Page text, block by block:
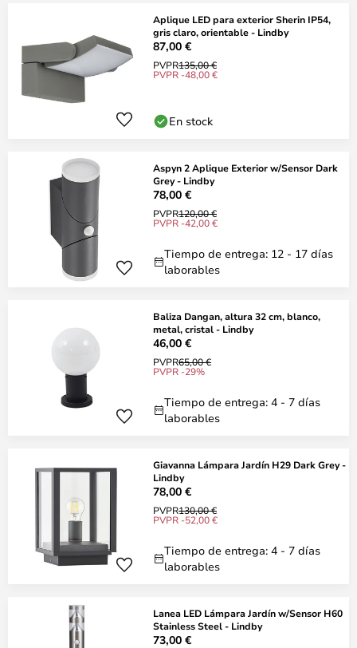
Aplique LED para exterior Sherin IP54,
gris claro, orientable - Lindby
87,00 €
PVPR135,00 €
PVPR -48,00 €
En stock
Aspyn 2 Aplique Exterior w/Sensor Dark
Grey - Lindby
78,00 €
PVPR120,00 €
PVPR -42,00 €
Tiempo de entrega: 12 - 17 días
laborables
Baliza Dangan, altura 32 cm, blanco,
metal, cristal - Lindby
46,00 €
PVPR65,00 €
PVPR -29%
Tiempo de entrega: 4 - 7 días
laborables
Giavanna Lámpara Jardín H29 Dark Grey -
Lindby
78,00 €
PVPR130,00 €
PVPR -52,00 €
Tiempo de entrega: 4 - 7 días
laborables
Lanea LED Lámpara Jardín w/Sensor H60
Stainless Steel - Lindby
73,00 €